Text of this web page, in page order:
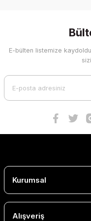
E-bülten listemize
Kurumsal
Alışveriş